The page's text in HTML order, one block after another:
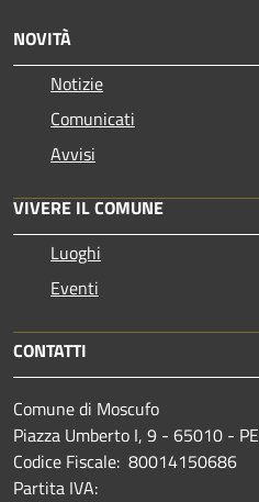
NOVITÀ
Notizie
Comunicati
Avvisi
VIVERE IL COMUNE
Luoghi
Eventi
CONTATTI
Comune di Moscufo
Piazza Umberto I, 9 - 65010 - PE
Codice Fiscale: 80014150686
Partita IVA: